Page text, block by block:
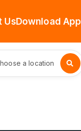
UsDownload App
a location